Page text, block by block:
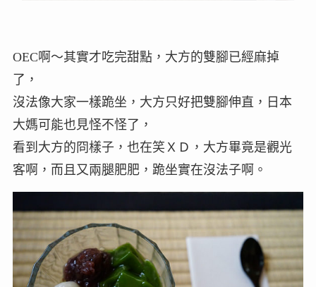
OEC啊～其實才吃完甜點，大方的雙腳已經麻掉
了，
沒法像大家一樣跪坐，大方只好把雙腳伸直，日本
大媽可能也見怪不怪了，
看到大方的冏樣子，也在笑ＸＤ，大方畢竟是觀光
客啊，而且又兩腿肥肥，跪坐實在沒法子啊。